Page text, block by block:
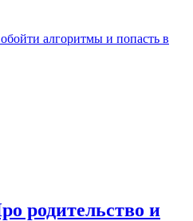
алгоритмы и попасть в
родительство и